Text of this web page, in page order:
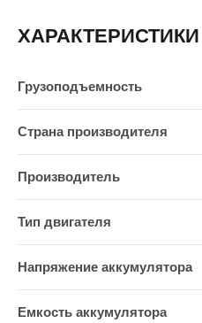
ХАРАКТЕРИСТИКИ
Грузоподъемность
Страна производителя
Производитель
Тип двигателя
Напряжение аккумулятора
Емкость аккумулятора